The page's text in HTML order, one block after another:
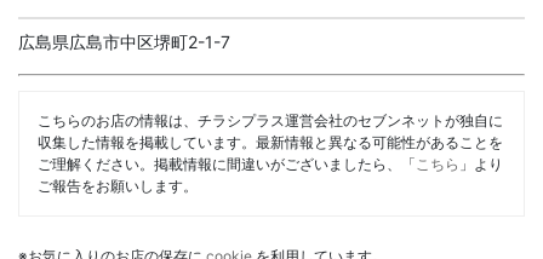
広島県広島市中区堺町2-1-7
こちらのお店の情報は、チラシプラス運営会社のセブンネットが独自に
収集した情報を掲載しています。最新情報と異なる可能性があることを
ご理解ください。掲載情報に間違いがございましたら、「 こちら 」より
ご報告をお願いします。